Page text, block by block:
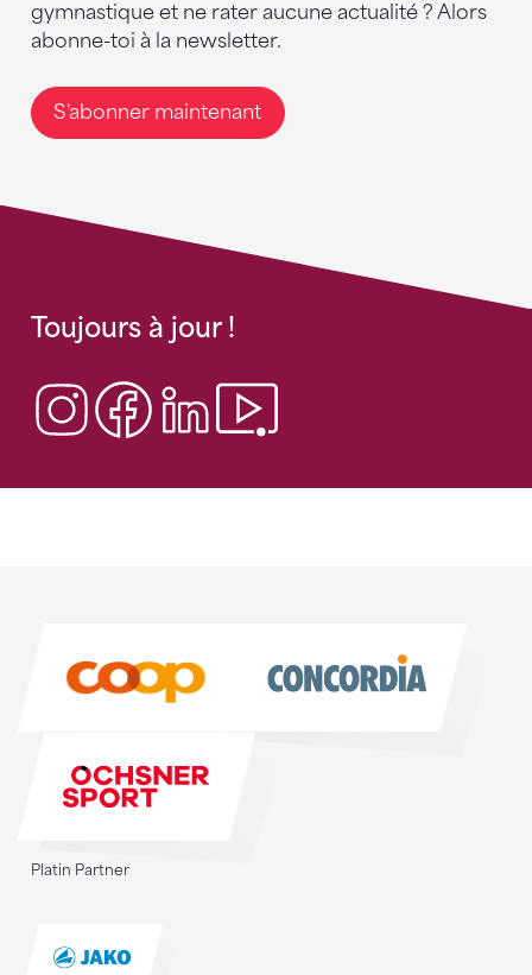
gymnastique et ne rater aucune actualité ? Alors
abonne-toi à la newsletter.
S'abonner maintenant
Toujours à jour !
Platin Partner